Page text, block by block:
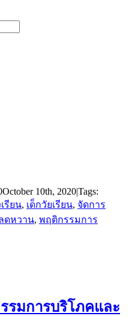
October 10th, 2020|Tags:
รียน, เด็กวัยเรียน, จัดการ
ดหวาน, พฤติกรรมการ
รมการบริโภคและ